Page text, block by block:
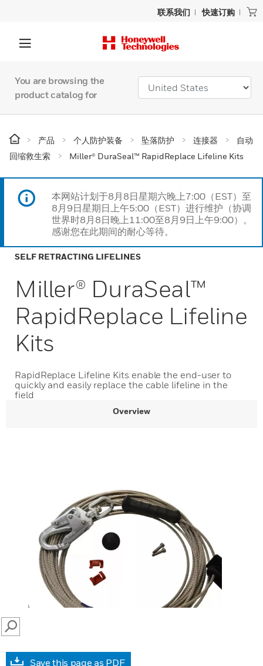
联系我们 快速订购
You are browsing the
product catalog for
产品 个人防护装备 坠落防护 连接器
自动
回缩救生索
Miller® DuraSeal™ RapidReplace Lifeline Kits
本网站计划于8月8日星期六晚上7:00（EST）至
8月9日星期日上午5:00（EST）进行维护（协调
世界时8月8日晚上11:00至8月9日上午9:00）。
感谢您在此期间的耐心等待。
SELF RETRACTING LIFELINES
Miller® DuraSeal™
RapidReplace Lifeline
Kits
RapidReplace Lifeline Kits enable the end-user to
quickly and easily replace the cable lifeline in the
field
Overview
SEARCH
Save this page as PDF